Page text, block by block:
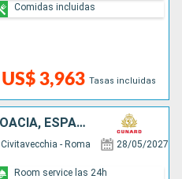
US$ 3,963 Tasas incluidas
Comidas incluidas
MALTA, MONTENEGRO, CROACIA, ESPAÑA, FRANCIA, ITALIA
Civitavecchia - Roma 28/05/2027
Room service las 24h